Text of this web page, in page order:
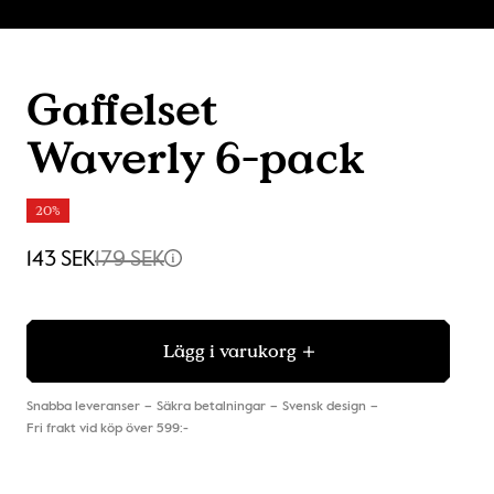
Gaffelset
Waverly 6-pack
20%
143 SEK179 SEK
Lägg i varukorg
Snabba leveranser Säkra betalningar
Svensk design
Fri frakt vid köp över 599:-